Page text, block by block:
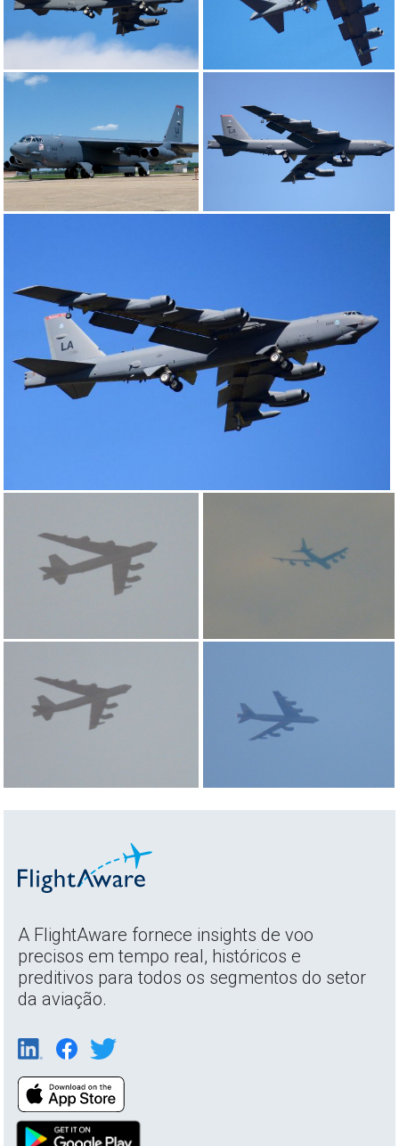
A FlightAware fornece insights de voo
precisos em tempo real, históricos e
preditivos para todos os segmentos do setor
da aviação.